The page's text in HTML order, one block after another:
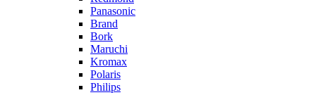
Panasonic
Brand
Bork
Maruchi
Kromax
Polaris
Philips